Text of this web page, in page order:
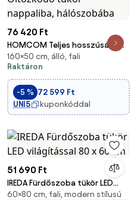
76 420 Ft
HOMCOM Teljes hosszúságú
tükör, 160 x 50 cm Irreguláris
hullámos állótükör bársonyos
kerettel, Nagy fali tükör,
Öltözködő tükör nappaliba,
hálószobába
160×50 cm, álló, fali
Raktáron
-5 % 72 599 Ft
UNI5
kuponkóddal
51 690 Ft
IREDA Fürdőszoba tükör LED
világítással 80 x 60 cm
60×80 cm, fali, modern stílusú